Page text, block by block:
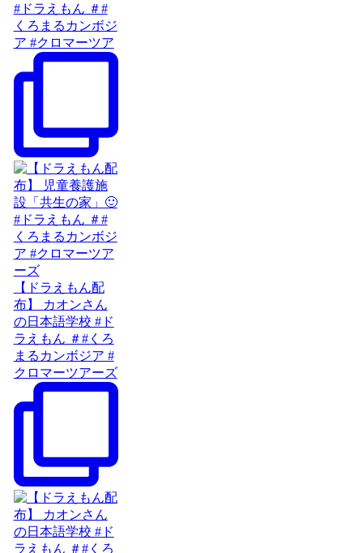
#ドラえもん ＃#
くろまるカンボジ
ア #クロマーツア
【ドラえもん配
布】 カオンさん
の日本語学校 #ド
ラえもん ＃#くろ
まるカンボジア #
クロマーツアーズ